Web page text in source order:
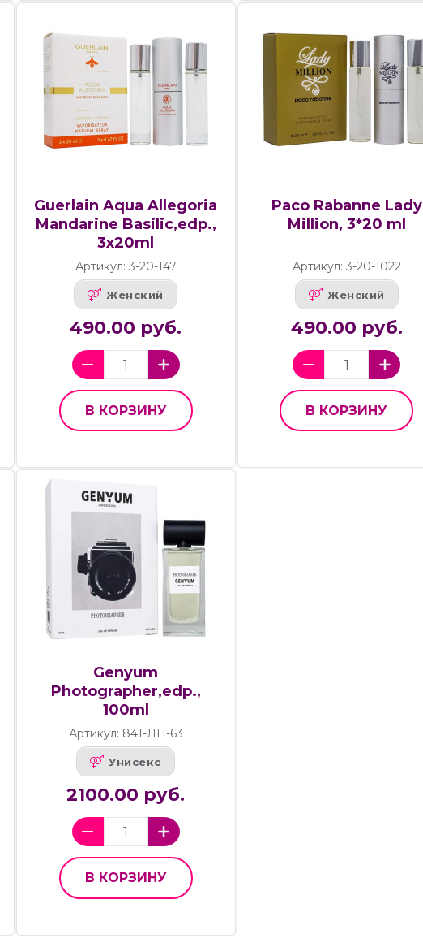
Guerlain Aqua Allegoria
Mandarine Basilic,edp.,
3x20ml
Артикул: 3-20-147
Женский
490.00 руб.
В КОРЗИНУ
Paco Rabanne Lady
Million, 3*20 ml
Артикул: 3-20-1022
Женский
490.00 руб.
В КОРЗИНУ
Genyum
Photographer,edp.,
100ml
Артикул: 841-ЛП-63
Унисекс
2100.00 руб.
В КОРЗИНУ